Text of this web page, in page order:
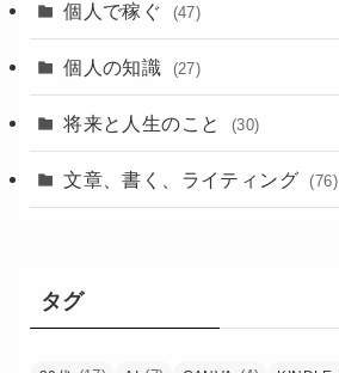
個人で稼ぐ (47)
個人の知識 (27)
将来と人生のこと (30)
文章、書く、ライティング (76)
タグ